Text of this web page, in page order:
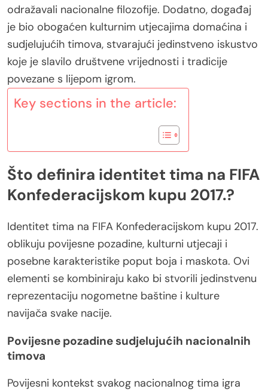
odražavali nacionalne filozofije. Dodatno, događaj
je bio obogaćen kulturnim utjecajima domaćina i
sudjelujućih timova, stvarajući jedinstveno iskustvo
koje je slavilo društvene vrijednosti i tradicije
povezane s lijepom igrom.
Key sections in the article:
Što definira identitet tima na FIFA
Konfederacijskom kupu 2017.?
Identitet tima na FIFA Konfederacijskom kupu 2017.
oblikuju povijesne pozadine, kulturni utjecaji i
posebne karakteristike poput boja i maskota. Ovi
elementi se kombiniraju kako bi stvorili jedinstvenu
reprezentaciju nogometne baštine i kulture
navijača svake nacije.
Povijesne pozadine sudjelujućih nacionalnih
timova
Povijesni kontekst svakog nacionalnog tima igra